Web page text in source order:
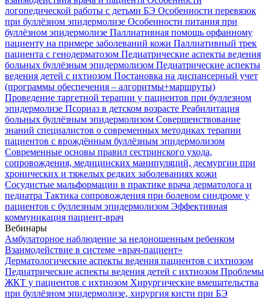
логопедической работы с детьми БЭ Особенности перевязок
при буллёзном эпидермолизе Особенности питания при
буллёзном эпидермолизе Паллиативная помощь орфанному
пациенту на примере заболеваний кожи Паллиативный трек
пациента с генодерматозом Педиатрические аспекты ведения
больных буллёзным эпидермолизом Педиатрические аспекты
ведения детей с ихтиозом Постановка на диспансерный учет
(программы обеспечения – алгоритмы+маршруты)
Проведение таргетной терапии у пациентов при буллезном
эпидермолизе Псориаз в детском возрасте Реабилитация
больных буллёзным эпидермолизом Совершенствование
знаний специалистов о современных методиках терапии
пациентов с врождённым буллёзным эпидермолизом
Современные основы правил сестринского ухода,
сопровождения, медицинских манипуляций, десмургии при
хронических и тяжелых редких заболеваниях кожи
Сосудистые мальформации в практике врача дерматолога и
педиатра Тактика сопровождения при болевом синдроме у
пациентов с буллезным эпидермолизом Эффективная
коммуникация пациент-врач
Вебинары
Амбулаторное наблюдение за недоношенным ребенком
Взаимодействие в системе «врач-пациент»
Дерматологические аспекты ведения пациентов с ихтиозом
Педиатрические аспекты ведения детей с ихтиозом Проблемы
ЖКТ у пациентов с ихтиозом Хирургические вмешательства
при буллёзном эпидермолизе, хирургия кисти при БЭ